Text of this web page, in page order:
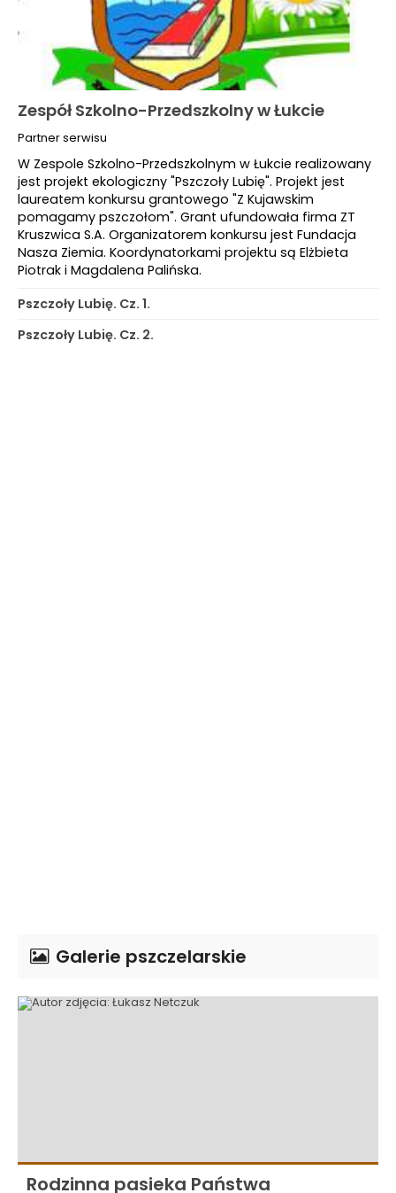
Zespół Szkolno-Przedszkolny w Łukcie
Partner serwisu
W Zespole Szkolno-Przedszkolnym w Łukcie realizowany
jest projekt ekologiczny "Pszczoły Lubię". Projekt jest
laureatem konkursu grantowego "Z Kujawskim
pomagamy pszczołom". Grant ufundowała firma ZT
Kruszwica S.A. Organizatorem konkursu jest Fundacja
Nasza Ziemia. Koordynatorkami projektu są Elżbieta
Piotrak i Magdalena Palińska.
Pszczoły Lubię. Cz. 1.
Pszczoły Lubię. Cz. 2.
Galerie pszczelarskie
Rodzinna pasieka Państwa